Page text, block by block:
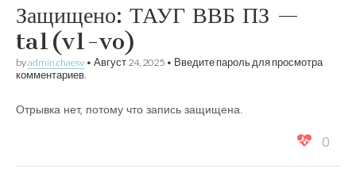
Защищено: ТАУГ ВВБ ПЗ —
ta1(v1-vo)
byadmin.chaesv • Август 24, 2025 • Введите пароль для просмотра
комментариев.
Отрывка нет, потому что запись защищена.
0